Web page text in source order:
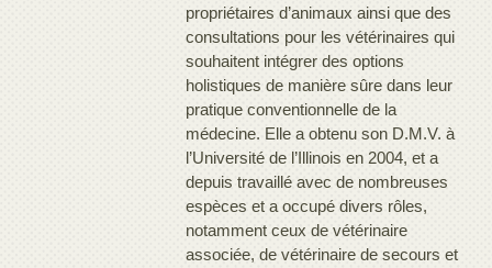
propriétaires d’animaux ainsi que des
consultations pour les vétérinaires qui
souhaitent intégrer des options
holistiques de manière sûre dans leur
pratique conventionnelle de la
médecine. Elle a obtenu son D.M.V. à
l’Université de l’Illinois en 2004, et a
depuis travaillé avec de nombreuses
espèces et a occupé divers rôles,
notamment ceux de vétérinaire
associée, de vétérinaire de secours et